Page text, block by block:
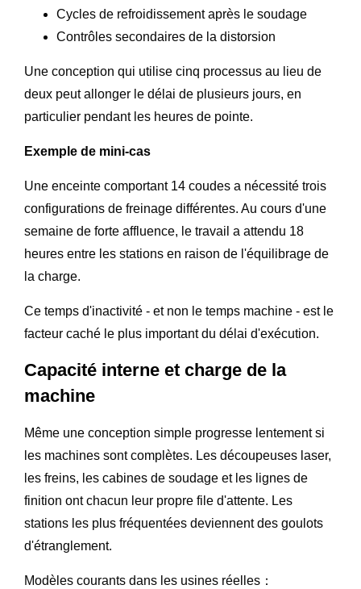
Cycles de refroidissement après le soudage
Contrôles secondaires de la distorsion
Une conception qui utilise cinq processus au lieu de
deux peut allonger le délai de plusieurs jours, en
particulier pendant les heures de pointe.
Exemple de mini-cas
Une enceinte comportant 14 coudes a nécessité trois
configurations de freinage différentes. Au cours d'une
semaine de forte affluence, le travail a attendu 18
heures entre les stations en raison de l'équilibrage de
la charge.
Ce temps d'inactivité - et non le temps machine - est le
facteur caché le plus important du délai d'exécution.
Capacité interne et charge de la
machine
Même une conception simple progresse lentement si
les machines sont complètes. Les découpeuses laser,
les freins, les cabines de soudage et les lignes de
finition ont chacun leur propre file d'attente. Les
stations les plus fréquentées deviennent des goulots
d'étranglement.
Modèles courants dans les usines réelles：